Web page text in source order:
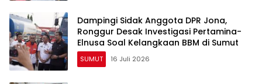
Dampingi Sidak Anggota DPR Jona,
Ronggur Desak Investigasi Pertamina-
Elnusa Soal Kelangkaan BBM di Sumut
SUMUT 16 Juli 2026